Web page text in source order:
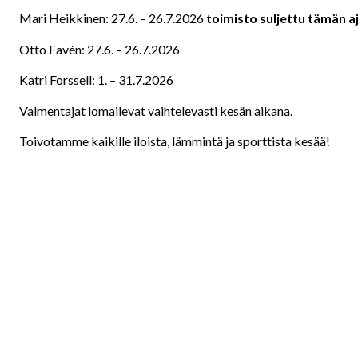
Mari Heikkinen: 27.6. – 26.7.2026 toimisto suljettu tämän
Otto Favén: 27.6. – 26.7.2026
Katri Forssell: 1. – 31.7.2026
Valmentajat lomailevat vaihtelevasti kesän aikana.
Toivotamme kaikille iloista, lämmintä ja sporttista kesää!